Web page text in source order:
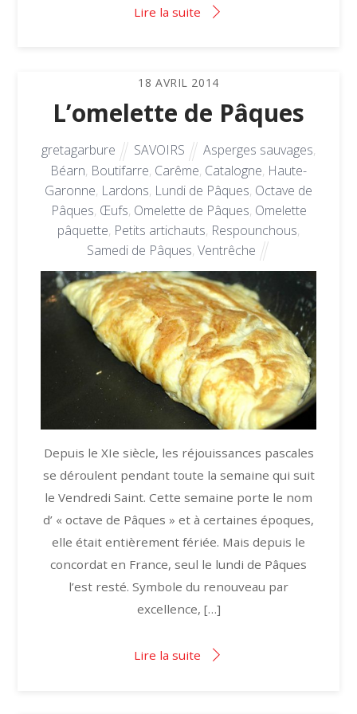
Lire la suite
18 AVRIL 2014
L’omelette de Pâques
gretagarbure SAVOIRS Asperges sauvages,
Béarn, Boutifarre, Carême, Catalogne, Haute-
Garonne, Lardons, Lundi de Pâques, Octave de
Pâques, Œufs, Omelette de Pâques, Omelette
pâquette, Petits artichauts, Respounchous,
Samedi de Pâques, Ventrêche
Depuis le XIe siècle, les réjouissances pascales
se déroulent pendant toute la semaine qui suit
le Vendredi Saint. Cette semaine porte le nom
d’ « octave de Pâques » et à certaines époques,
elle était entièrement fériée. Mais depuis le
concordat en France, seul le lundi de Pâques
l’est resté. Symbole du renouveau par
excellence, […]
Lire la suite